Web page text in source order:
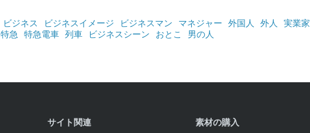
ビジネス ビジネスイメージ ビジネスマン マネジャー 外国人 外人 実業家
特急 特急電車 列車 ビジネスシーン おとこ 男の人
サイト関連 素材の購入